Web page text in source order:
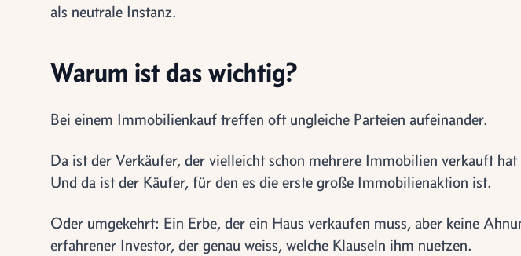
als neutrale Instanz.
Warum ist das wichtig?
Bei einem Immobilienkauf treffen oft ungleiche Parteien aufeinander.
Da ist der Verkäufer, der vielleicht schon mehrere Immobilien verkauft
Und da ist der Käufer, für den es die erste große Immobilienaktion ist.
Oder umgekehrt: Ein Erbe, der ein Haus verkaufen muss, aber keine
erfahrener Investor, der genau weiss, welche Klauseln ihm nuetzen.